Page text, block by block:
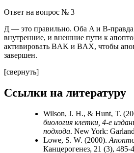
Ответ на вопрос № 3
Д — это правильно. Оба A и B-
внутренние, и внешние пути к
активировать BAK и BAX, чтобы
завершен.
[свернуть]
Ссылки на литературу
Wilson, J. H., & Hunt, T.
биология клетки, 4-е
подхода. New York:
Lowe, S. W. (2000).
Канцерогенез, 21 (3), 485-